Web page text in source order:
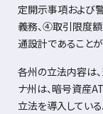
定開示事項および
義務、④取引限度
通設計であることが
各州の立法内容は
ナ州は、暗号資産
立法を導入してい